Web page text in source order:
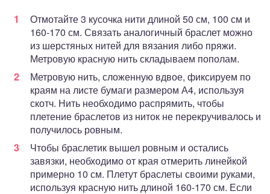
Отмотайте 3 кусочка нити длиной 50 см, 100 см и
160-170 см. Связать аналогичный браслет можно
из шерстяных нитей для вязания либо пряжи.
Метровую красную нить складываем пополам.
Метровую нить, сложенную вдвое, фиксируем по
краям на листе бумаги размером А4, используя
скотч. Нить необходимо распрямить, чтобы
плетение браслетов из ниток не перекручивалось и
получилось ровным.
Чтобы браслетик вышел ровным и остались
завязки, необходимо от края отмерить линейкой
примерно 10 см. Плетут браслеты своими руками,
используя красную нить длиной 160-170 см. Если